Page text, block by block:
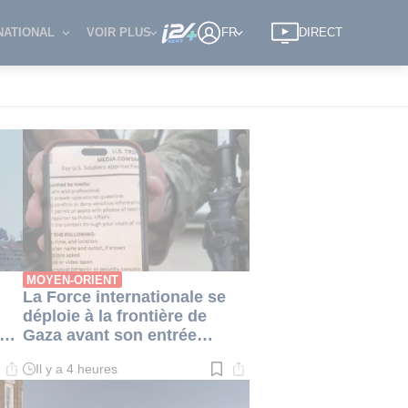
VOIR PLUS FR DIRECT
son entrée prévue dans le territoire
MOYEN-ORIENT
La Force internationale se
déploie à la frontière de
Gaza avant son entrée
Temps
Il y a 4 heures